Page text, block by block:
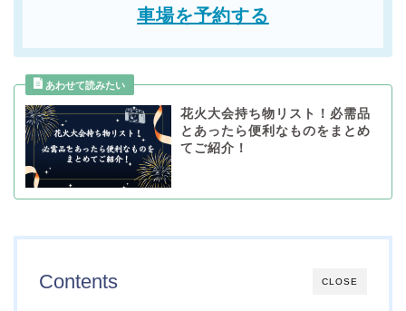
車場を予約する
花火大会持ち物リスト！必需品
とあったら便利なものをまとめ
てご紹介！
CLOSE
Contents